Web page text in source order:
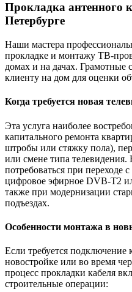
Прокладка антенного
Петербурге
Наши мастера
прокладке и монтажу ТВ-
домах и на дачах.
клиенту на дом для оценки
Когда требуется новая
Эта услуга наиболее
капитального ремонта
штробы или стяжку пола),
или смене типа телевидения.
потребоваться при переходе
цифровое эфирное DVB-T2
также при модернизации
подъездах.
Особенности монтажа в
Если требуется подключение
новостройке или во время
процесс прокладки кабеля
строительные операции: